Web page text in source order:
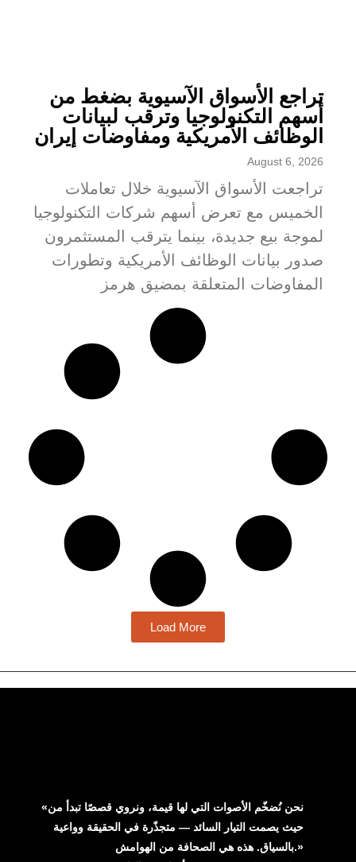
تراجع الأسواق الآسيوية بضغط من
أسهم التكنولوجيا وترقب لبيانات
الوظائف الأمريكية ومفاوضات إيران
August 6, 2026
تراجعت الأسواق الآسيوية خلال تعاملات
الخميس مع تعرض أسهم شركات التكنولوجيا
لموجة بيع جديدة، بينما يترقب المستثمرون
صدور بيانات الوظائف الأمريكية وتطورات
المفاوضات المتعلقة بمضيق هرمز
Load More
«نحن نُضخّم الأصوات التي لها قيمة، ونروي قصصًا تبدأ من
حيث يصمت التيار السائد — متجذّرة في الحقيقة وواعية
بالسياق. هذه هي الصحافة من الهوامش.»